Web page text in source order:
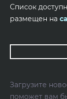
Список
размещен на
Загрузите
поможет вам